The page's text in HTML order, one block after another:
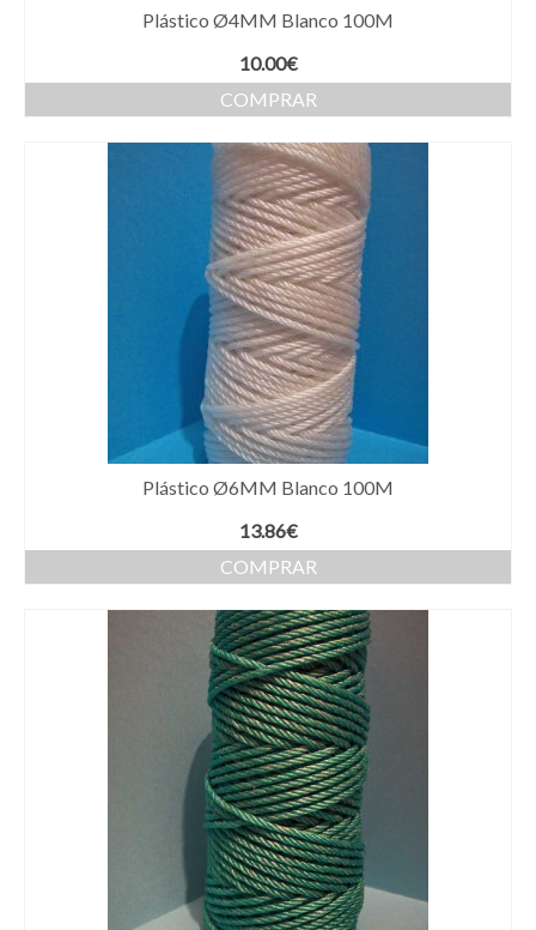
Plástico Ø4MM Blanco 100M
10.00€
COMPRAR
Plástico Ø6MM Blanco 100M
13.86€
COMPRAR